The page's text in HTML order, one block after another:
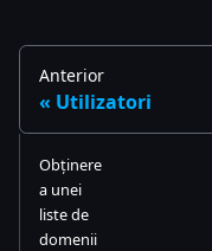
Anterior
Utilizatori
Obținere
a unei
liste de
domenii